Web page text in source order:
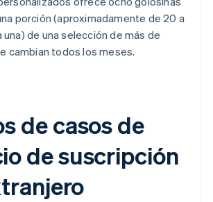
porción (aproximadamente de 20 a
de una selección de más de
cambian todos los meses.
de casos de
de suscripción